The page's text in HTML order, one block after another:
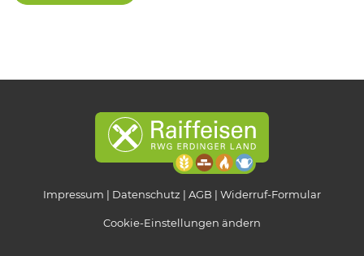
Impressum Datenschutz AGB Widerruf-Formular
Cookie-Einstellungen ändern